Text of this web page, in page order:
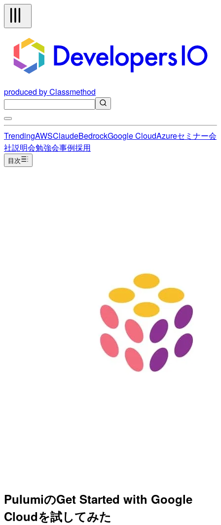
produced by Classmethod
TrendingAWSClaudeBedrockGoogle CloudAzureセミナー会
社説明会勉強会事例採用
目次
PulumiのGet Started with Google
Cloudを試してみた